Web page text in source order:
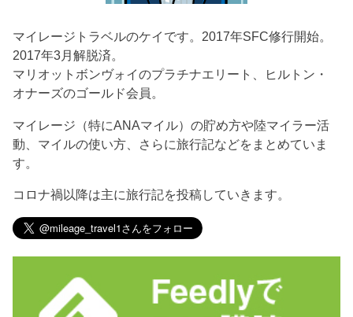
マイレージトラベルのケイです。2017年SFC修行開始。
2017年3月解脱済。
マリオットボンヴォイのプラチナエリート、ヒルトン・
オナーズのゴールド会員。
マイレージ（特にANAマイル）の貯め方や陸マイラー活
動、マイルの使い方、さらに旅行記などをまとめていま
す。
コロナ禍以降は主に旅行記を投稿していきます。